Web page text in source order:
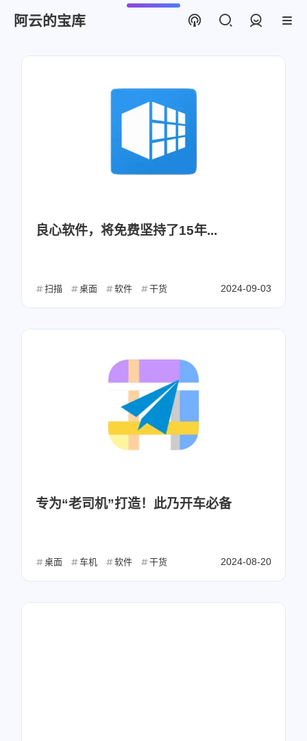
阿云的宝库
良心软件，将免费坚持了15年...
扫描 桌面 软件 干货 2024-09-03
专为“老司机”打造！此乃开车必备
桌面 车机 软件 干货 2024-08-20